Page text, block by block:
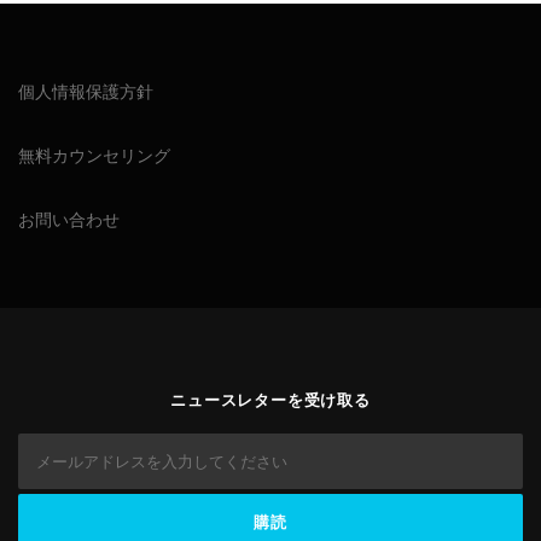
個人情報保護方針
無料カウンセリング
お問い合わせ
ニュースレターを受け取る